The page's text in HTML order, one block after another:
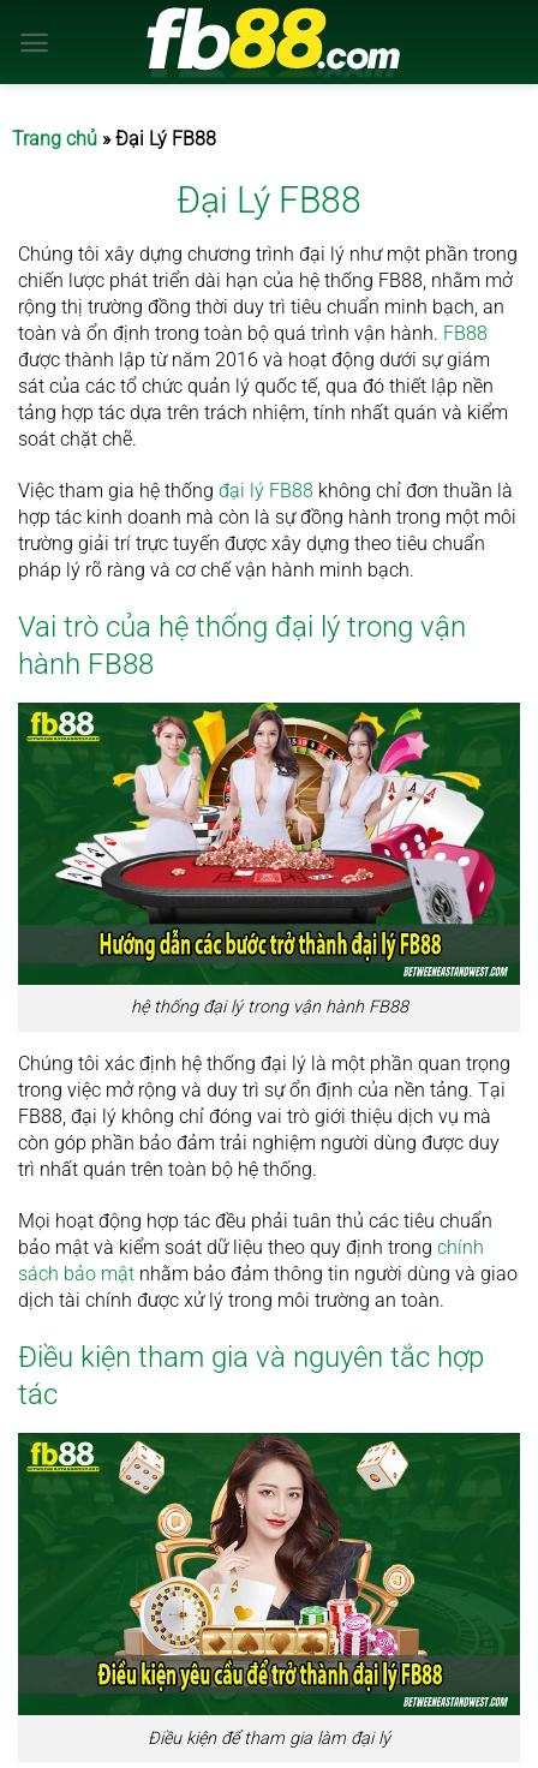
đến
Trang chủ»Đại Lý FB88
Đại Lý FB88
Chúng tôi xây dựng chương trình đại lý như một phần trong
chiến lược phát triển dài hạn của hệ thống FB88, nhằm mở
rộng thị trường đồng thời duy trì tiêu chuẩn minh bạch, an
toàn và ổn định trong toàn bộ quá trình vận hành. FB88
được thành lập từ năm 2016 và hoạt động dưới sự giám
sát của các tổ chức quản lý quốc tế, qua đó thiết lập nền
tảng hợp tác dựa trên trách nhiệm, tính nhất quán và kiểm
soát chặt chẽ.
Việc tham gia hệ thống đại lý FB88 không chỉ đơn thuần là
hợp tác kinh doanh mà còn là sự đồng hành trong một môi
trường giải trí trực tuyến được xây dựng theo tiêu chuẩn
pháp lý rõ ràng và cơ chế vận hành minh bạch.
Vai trò của hệ thống đại lý trong vận
hành FB88
hệ thống đại lý trong vận hành FB88
Chúng tôi xác định hệ thống đại lý là một phần quan trọng
trong việc mở rộng và duy trì sự ổn định của nền tảng. Tại
FB88, đại lý không chỉ đóng vai trò giới thiệu dịch vụ mà
còn góp phần bảo đảm trải nghiệm người dùng được duy
trì nhất quán trên toàn bộ hệ thống.
Mọi hoạt động hợp tác đều phải tuân thủ các tiêu chuẩn
bảo mật và kiểm soát dữ liệu theo quy định trong chính
sách bảo mật nhằm bảo đảm thông tin người dùng và giao
dịch tài chính được xử lý trong môi trường an toàn.
Điều kiện tham gia và nguyên tắc hợp
tác
Điều kiện để tham gia làm đại lý